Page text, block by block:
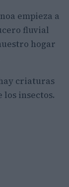
empieza a
fluvial
hogar
criaturas
insectos.